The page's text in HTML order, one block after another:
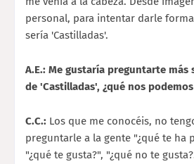
personal, para intentar darle
sería 'Castilladas'.
A.E.: Me gustaría preguntarte
de 'Castilladas', ¿qué nos
C.C.: Los que me conocéis, no
preguntarle a la gente "¿qué te ha
"¿qué te gusta?", "¿qué no te